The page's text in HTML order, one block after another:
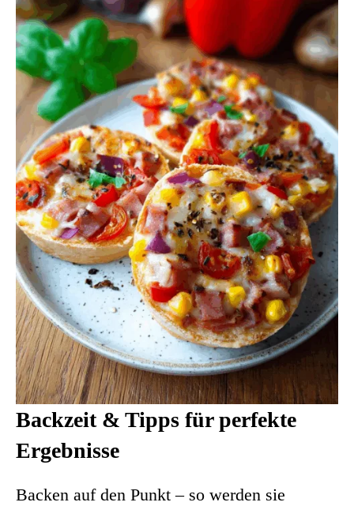
Backzeit & Tipps für perfekte
Ergebnisse
Backen auf den Punkt – so werden sie